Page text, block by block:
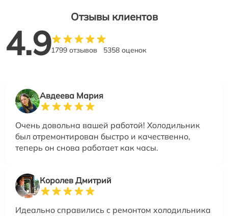
Отзывы клиентов
4.91799 отзывов 5358 оценок
Авдеева Мария
Очень довольна вашей работой! Холодильник
был отремонтирован быстро и качественно,
теперь он снова работает как часы.
Королев Дмитрий
Идеально справились с ремонтом холодильника